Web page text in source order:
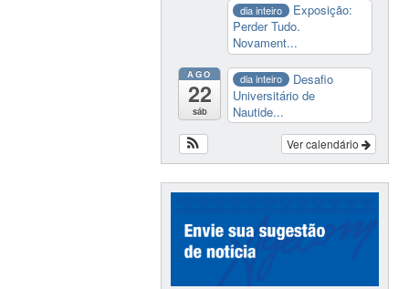
dia inteiro
Exposição:
Perder Tudo.
Novament...
AGO
22
sáb
dia inteiro
Desafio
Universitário de
Nautide...
Ver calendário